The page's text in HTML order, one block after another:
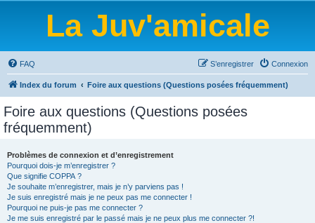
La Juv'amicale
FAQ Connexion
S’enregistrer
Index du forum Foire aux questions (Questions posées fréquemment)
Foire aux questions (Questions posées
fréquemment)
Problèmes de connexion et d’enregistrement
Pourquoi dois-je m’enregistrer ?
Que signifie COPPA ?
Je souhaite m’enregistrer, mais je n’y parviens pas !
Je suis enregistré mais je ne peux pas me connecter !
Pourquoi ne puis-je pas me connecter ?
Je me suis enregistré par le passé mais je ne peux plus me connecter ?!